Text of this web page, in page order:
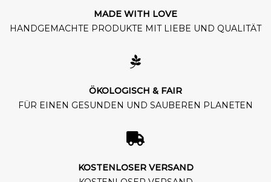
MADE WITH LOVE
HANDGEMACHTE PRODUKTE MIT LIEBE UND QUALITÄT
ÖKOLOGISCH & FAIR
FÜR EINEN GESUNDEN UND SAUBEREN PLANETEN
KOSTENLOSER VERSAND